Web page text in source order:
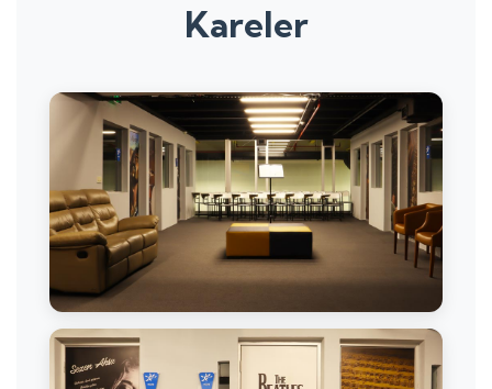
Kareler
Multi Müzik - Enstrümanlar